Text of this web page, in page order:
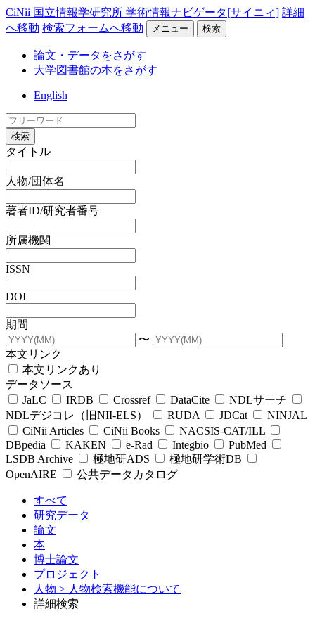
CiNii 国立情報学研究所 学術情報ナビゲータ[サイニィ] 詳細
へ移動 検索フォームへ移動 メニュー 検索
論文・データをさがす
大学図書館の本をさがす
English
検索
タイトル
人物/団体名
著者ID/研究者番号
所属機関
ISSN
DOI
期間
〜
本文リンク
本文リンクあり
データソース
JaLC
IRDB Crossref DataCite
NDLサーチ
NDLデジコレ（旧NII-ELS）
RUDA JDCat
NINJAL
CiNii Articles
CiNii Books
NACSIS-CAT/ILL
DBpedia
KAKEN e-Rad Integbio
PubMed
LSDB Archive
極地研ADS
極地研学術DB
OpenAIRE
公共データカタログ
すべて
研究データ
論文
本
博士論文
プロジェクト
人物 > 人物検索機能について
詳細検索